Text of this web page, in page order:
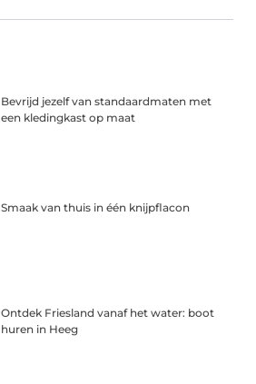
Bevrijd jezelf van standaardmaten met
een kledingkast op maat
Smaak van thuis in één knijpflacon
Ontdek Friesland vanaf het water: boot
huren in Heeg